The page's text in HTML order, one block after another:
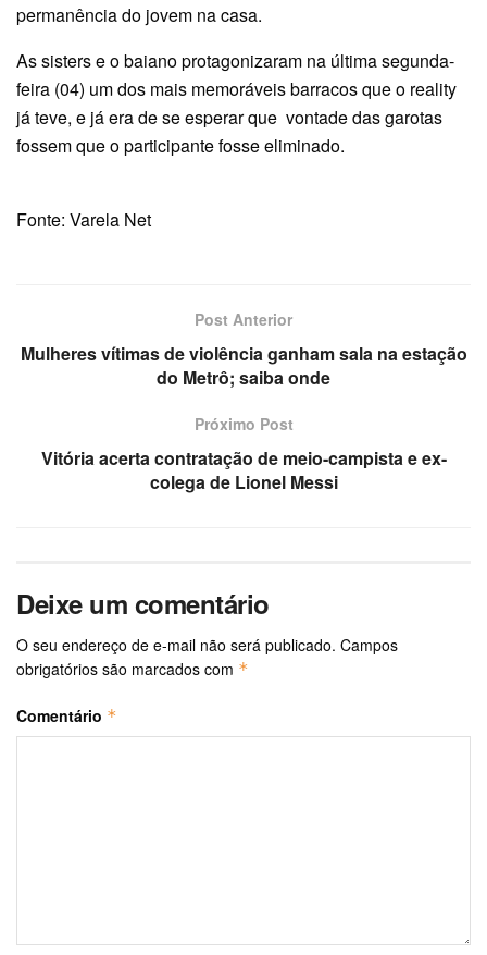
permanência do jovem na casa.
As sisters e o baiano protagonizaram na última segunda-
feira (04) um dos mais memoráveis barracos que o reality
já teve, e já era de se esperar que vontade das garotas
fossem que o participante fosse eliminado.
Fonte: Varela Net
Post Anterior
Mulheres vítimas de violência ganham sala na estação
do Metrô; saiba onde
Próximo Post
Vitória acerta contratação de meio-campista e ex-
colega de Lionel Messi
Deixe um comentário
O seu endereço de e-mail não será publicado. Campos
obrigatórios são marcados com *
Comentário *